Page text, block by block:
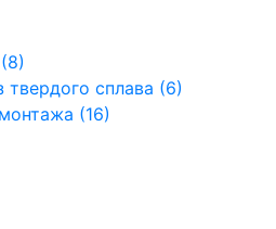
сплава (6)
(16)